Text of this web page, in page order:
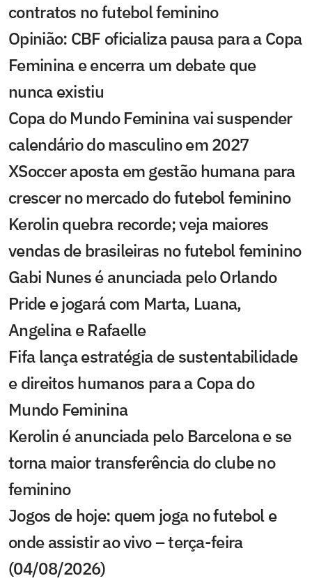
contratos no futebol feminino
Opinião: CBF oficializa pausa para a Copa
Feminina e encerra um debate que
nunca existiu
Copa do Mundo Feminina vai suspender
calendário do masculino em 2027
XSoccer aposta em gestão humana para
crescer no mercado do futebol feminino
Kerolin quebra recorde; veja maiores
vendas de brasileiras no futebol feminino
Gabi Nunes é anunciada pelo Orlando
Pride e jogará com Marta, Luana,
Angelina e Rafaelle
Fifa lança estratégia de sustentabilidade
e direitos humanos para a Copa do
Mundo Feminina
Kerolin é anunciada pelo Barcelona e se
torna maior transferência do clube no
feminino
Jogos de hoje: quem joga no futebol e
onde assistir ao vivo – terça-feira
(04/08/2026)